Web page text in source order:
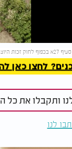
הסרטון מ-
לחצו כאן
ותקבלו את
לנו